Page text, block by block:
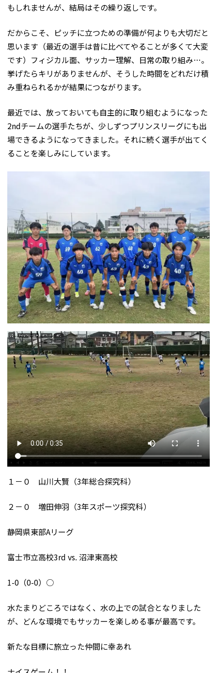
もしれませんが、結局はその繰り返しです。
だからこそ、ピッチに立つための準備が何よりも大切だと
思います（最近の選手は昔に比べてやることが多くて大変
です）フィジカル面、サッカー理解、日常の取り組み…。
挙げたらキリがありませんが、そうした時間をどれだけ積
み重ねられるかが結果につながります。
最近では、放っておいても自主的に取り組むようになった
2ndチームの選手たちが、少しずつプリンスリーグにも出
場できるようになってきました。それに続く選手が出てく
ることを楽しみにしています。
１－０ 山川大賢（3年総合探究科）
２－０ 増田伸羽（3年スポーツ探究科）
静岡県東部Aリーグ
富士市立高校3rd vs. 沼津東高校
1-0（0-0）○
水たまりどころではなく、水の上での試合となりました
が、どんな環境でもサッカーを楽しめる事が最高です。
新たな目標に旅立った仲間に幸あれ